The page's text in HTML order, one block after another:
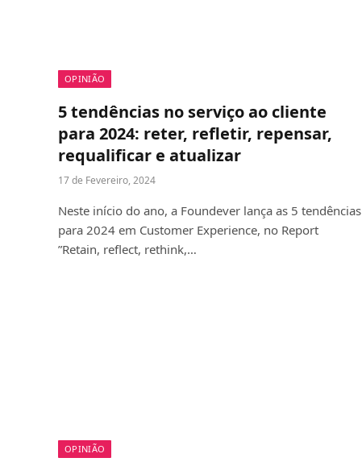
OPINIÃO
5 tendências no serviço ao cliente
para 2024: reter, refletir, repensar,
requalificar e atualizar
17 de Fevereiro, 2024
Neste início do ano, a Foundever lança as 5 tendências
para 2024 em Customer Experience, no Report
”Retain, reflect, rethink,…
OPINIÃO